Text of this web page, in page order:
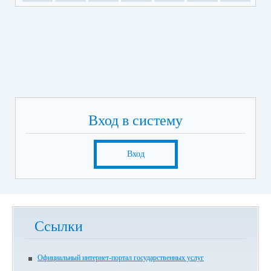
Вход в систему
Вход
Ссылки
Официальный интернет-портал государственных услуг